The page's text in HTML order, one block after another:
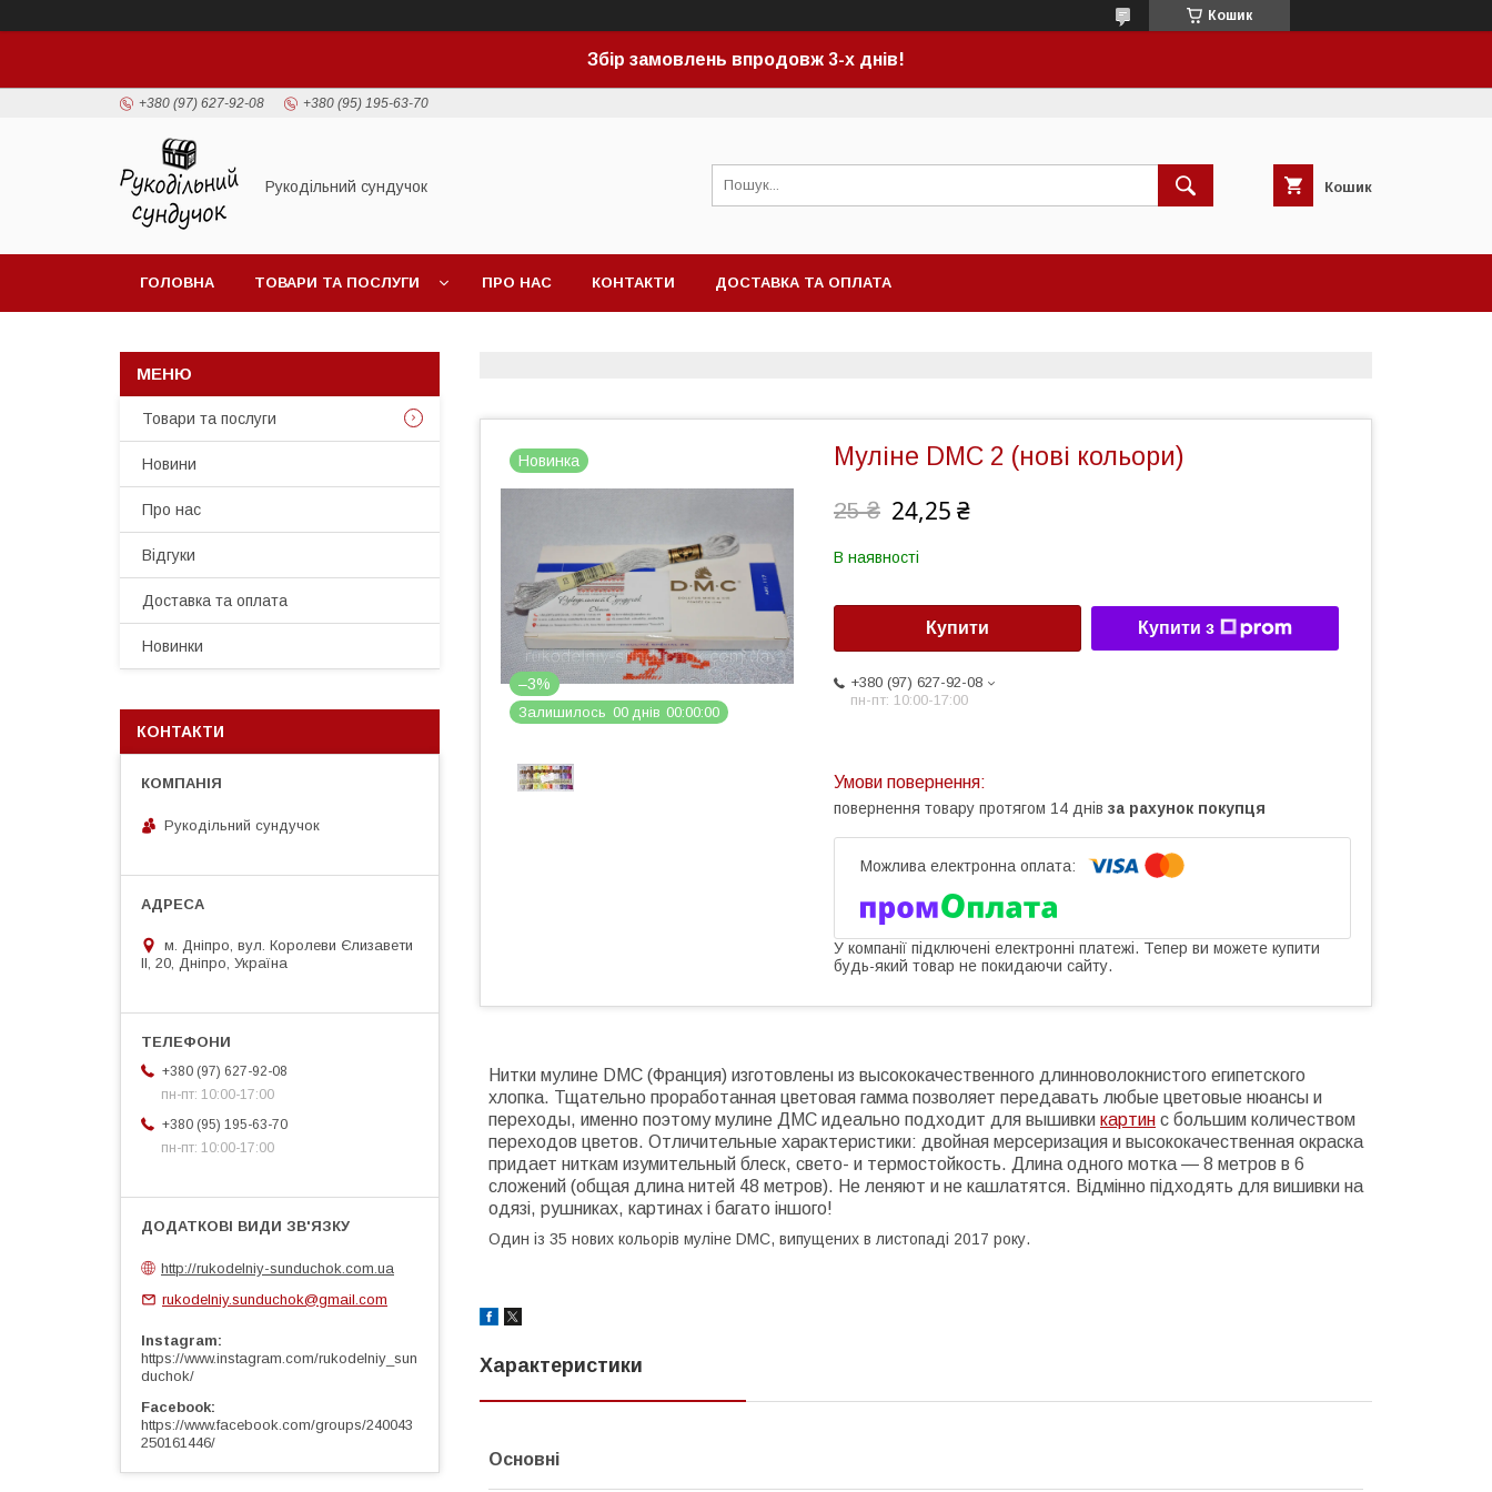
Кошик
Збір замовлень впродовж 3-х днів!
+380 (97) 627-92-08 +380 (95) 195-63-70
Рукодільний сундучок Кошик
ГОЛОВНА ТОВАРИ ТА ПОСЛУГИ ПРО НАС КОНТАКТИ ДОСТАВКА ТА ОПЛАТА
Новинка
–3%
Залишилось 00 днів 00 00 00
Муліне DMC 2 (нові кольори)
25 ₴ 24,25 ₴
В наявності
Купити Купити з
+380 (97) 627-92-08
пн-пт: 10:00-17:00
повернення товару протягом 14 днів за рахунок покупця
У компанії підключені електронні платежі. Тепер ви можете купити
будь-який товар не покидаючи сайту.
Нитки мулине DMC (Франция) изготовлены из высококачественного длинноволокнистого египетского
хлопка. Тщательно проработанная цветовая гамма позволяет передавать любые цветовые нюансы и
переходы, именно поэтому мулине ДМС идеально подходит для вышивки картин с большим количеством
переходов цветов. Отличительные характеристики: двойная мерсеризация и высококачественная окраска
придает ниткам изумительный блеск, свето- и термостойкость. Длина одного мотка ― 8 метров в 6
сложений (общая длина нитей 48 метров). Не леняют и не кашлатятся. Відмінно підходять для вишивки на
одязі, рушниках, картинах і багато іншого!
Один із 35 нових кольорів муліне DMC, випущених в листопаді 2017 року.
Характеристики
Основні
Товари та послуги
Новини
Про нас
Відгуки
Доставка та оплата
Новинки
КОНТАКТИ
Рукодільний сундучок
м. Дніпро, вул. Королеви Єлизавети
ІІ, 20, Дніпро, Україна
+380 (97) 627-92-08
пн-пт: 10:00-17:00
+380 (95) 195-63-70
пн-пт: 10:00-17:00
http://rukodelniy-sunduchok.com.ua
rukodelniy.sunduchok@gmail.com
Instagram
https://www.instagram.com/rukodelniy_sun
duchok/
Facebook
https://www.facebook.com/groups/240043
250161446/